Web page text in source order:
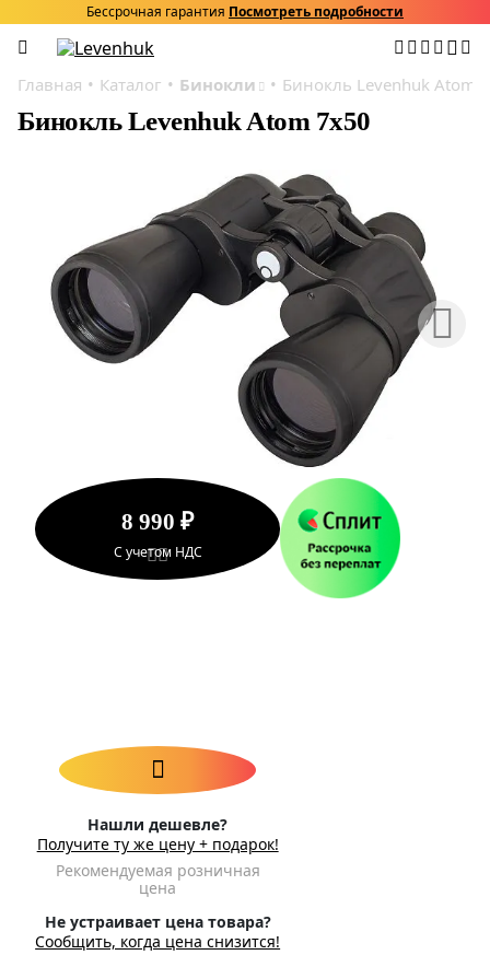
Бессрочная гарантия Посмотреть подробности
Главная Каталог Бинокли Бинокль Levenhuk Atom
Бинокль Levenhuk Atom 7x50
8 990 ₽
С учетом НДС
Нашли дешевле?
Получите ту же цену + подарок!
Рекомендуемая розничная
цена
Не устраивает цена товара?
Сообщить, когда цена снизится!